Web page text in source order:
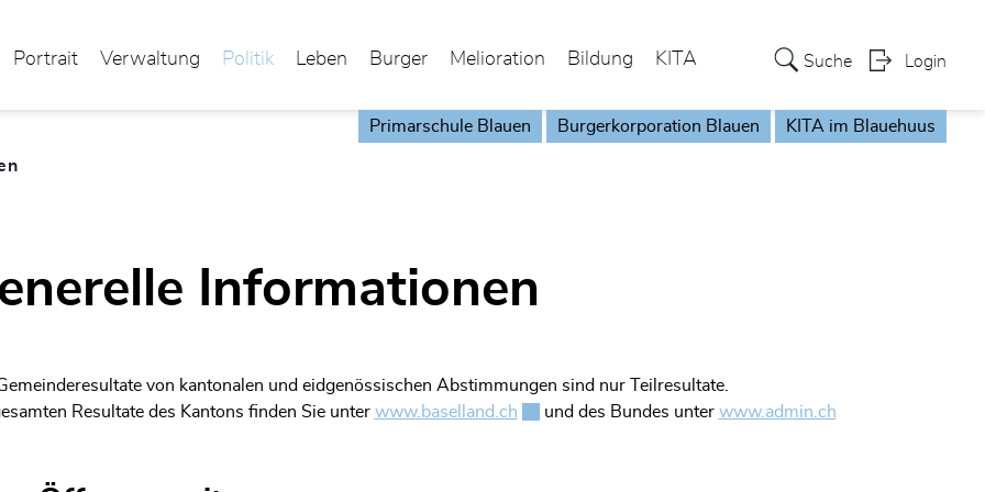
Portrait Verwaltung Politik Leben Burger Melioration Bildung KITA Suche Login
Primarschule Blauen Burgerkorporation Blauen KITA im Blauehuus
Informationen
von kantonalen und eidgenössischen Abstimmungen sind nur Teilresultate.
Resultate des Kantons finden Sie unter www.baselland.ch Externer Link wird in einem neuen Fenster geöffnet.
und des Bundes unter www.admin.ch